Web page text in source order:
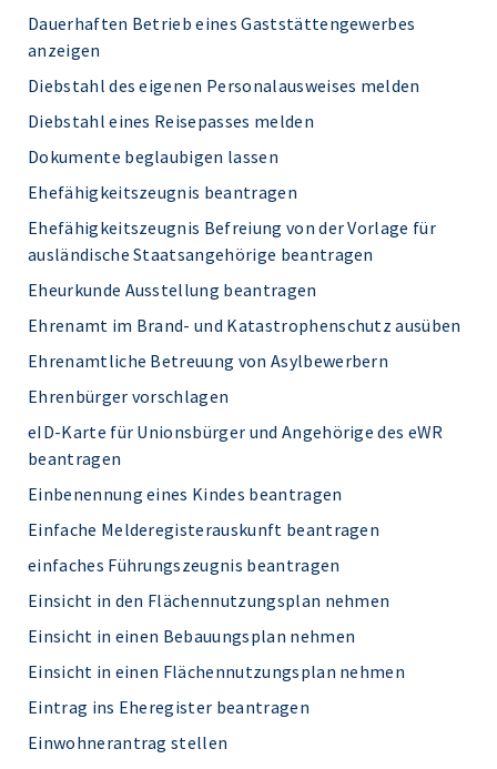
Dauerhaften Betrieb eines Gaststättengewerbes
anzeigen
Diebstahl des eigenen Personalausweises melden
Diebstahl eines Reisepasses melden
Dokumente beglaubigen lassen
Ehefähigkeitszeugnis beantragen
Ehefähigkeitszeugnis Befreiung von der Vorlage für
ausländische Staatsangehörige beantragen
Eheurkunde Ausstellung beantragen
Ehrenamt im Brand- und Katastrophenschutz ausüben
Ehrenamtliche Betreuung von Asylbewerbern
Ehrenbürger vorschlagen
eID-Karte für Unionsbürger und Angehörige des eWR
beantragen
Einbenennung eines Kindes beantragen
Einfache Melderegisterauskunft beantragen
einfaches Führungszeugnis beantragen
Einsicht in den Flächennutzungsplan nehmen
Einsicht in einen Bebauungsplan nehmen
Einsicht in einen Flächennutzungsplan nehmen
Eintrag ins Eheregister beantragen
Einwohnerantrag stellen